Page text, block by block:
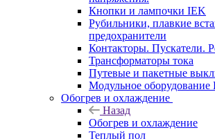
Кнопки и лампочки IEK
Рубильники, плавкие
предохранители
Контакторы. Пускатели.
Трансформаторы тока
Путевые и пакетные
Модульное
Обогрев и охлаждение
Назад
Обогрев и охлаждение
Теплый пол